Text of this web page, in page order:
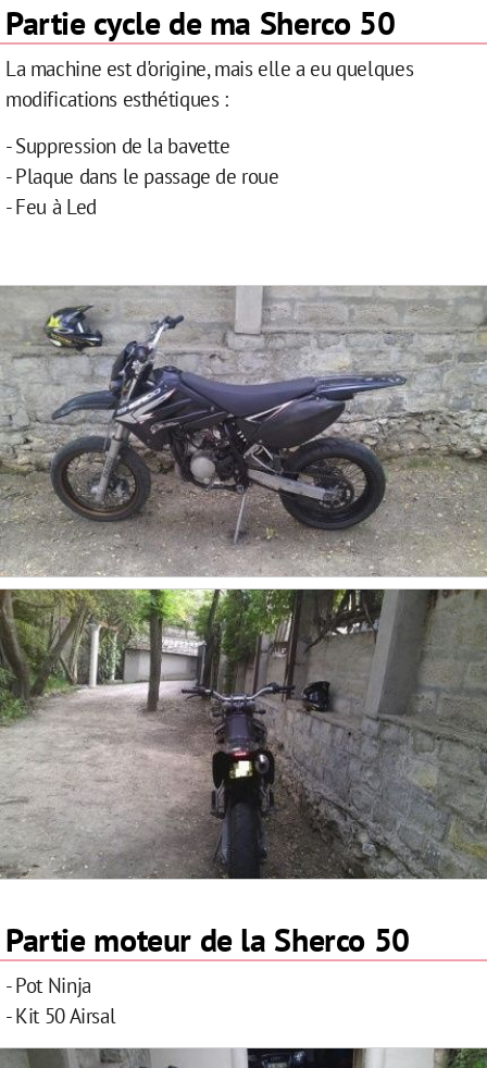
Partie cycle de ma Sherco 50
La machine est d'origine, mais elle a eu quelques
modifications esthétiques :
- Suppression de la bavette
- Plaque dans le passage de roue
- Feu à Led
Partie moteur de la Sherco 50
- Pot Ninja
- Kit 50 Airsal